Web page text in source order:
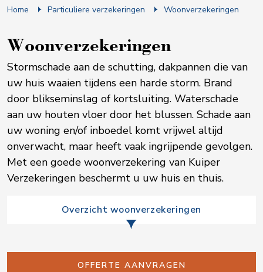
Home Particuliere verzekeringen Woonverzekeringen
Woonverzekeringen
Stormschade aan de schutting, dakpannen die van
uw huis waaien tijdens een harde storm. Brand
door blikseminslag of kortsluiting. Waterschade
aan uw houten vloer door het blussen. Schade aan
uw woning en/of inboedel komt vrijwel altijd
onverwacht, maar heeft vaak ingrijpende gevolgen.
Met een goede woonverzekering van Kuiper
Verzekeringen beschermt u uw huis en thuis.
Overzicht woonverzekeringen
OFFERTE AANVRAGEN